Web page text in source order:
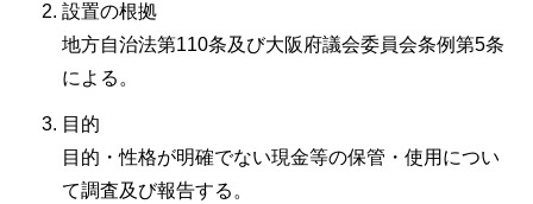
設置の根拠
地方自治法第110条及び大阪府議会委員会条例第5条
による。
目的
目的・性格が明確でない現金等の保管・使用につい
て調査及び報告する。